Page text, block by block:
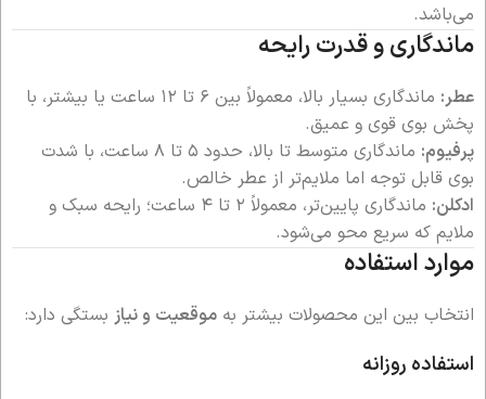
می‌باشد.
ماندگاری و قدرت رایحه
عطر:
ماندگاری بسیار بالا، معمولاً بین ۶ تا ۱۲ ساعت یا بیشتر، با
پخش بوی قوی و عمیق.
پرفیوم:
ماندگاری متوسط تا بالا، حدود ۵ تا ۸ ساعت، با شدت
بوی قابل توجه اما ملایم‌تر از عطر خالص.
ادکلن:
ماندگاری پایین‌تر، معمولاً ۲ تا ۴ ساعت؛ رایحه سبک و
ملایم که سریع محو می‌شود.
موارد استفاده
انتخاب بین این محصولات بیشتر به موقعیت و نیاز بستگی دارد:
استفاده روزانه